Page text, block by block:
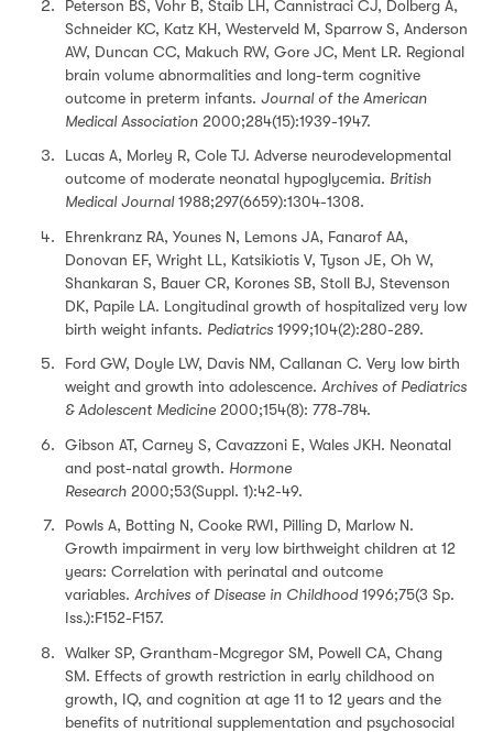
Peterson BS, Vohr B, Staib LH, Cannistraci CJ, Dolberg A,
Schneider KC, Katz KH, Westerveld M, Sparrow S, Anderson
AW, Duncan CC, Makuch RW, Gore JC, Ment LR. Regional
brain volume abnormalities and long-term cognitive
outcome in preterm infants. Journal of the American
Medical Association 2000;284(15):1939-1947.
Lucas A, Morley R, Cole TJ. Adverse neurodevelopmental
outcome of moderate neonatal hypoglycemia. British
Medical Journal1988;297(6659):1304-1308.
Ehrenkranz RA, Younes N, Lemons JA, Fanarof AA,
Donovan EF, Wright LL, Katsikiotis V, Tyson JE, Oh W,
Shankaran S, Bauer CR, Korones SB, Stoll BJ, Stevenson
DK, Papile LA. Longitudinal growth of hospitalized very low
birth weight infants. Pediatrics 1999;104(2):280-289.
Ford GW, Doyle LW, Davis NM, Callanan C. Very low birth
weight and growth into adolescence. Archives of Pediatrics
& Adolescent Medicine 2000;154(8): 778-784.
Gibson AT, Carney S, Cavazzoni E, Wales JKH. Neonatal
and post-natal growth. Hormone
Research 2000;53(Suppl. 1):42-49.
Powls A, Botting N, Cooke RWI, Pilling D, Marlow N.
Growth impairment in very low birthweight children at 12
years: Correlation with perinatal and outcome
variables. Archives of Disease in Childhood1996;75(3 Sp.
Iss.):F152-F157.
Walker SP, Grantham-Mcgregor SM, Powell CA, Chang
SM. Effects of growth restriction in early childhood on
growth, IQ, and cognition at age 11 to 12 years and the
benefits of nutritional supplementation and psychosocial